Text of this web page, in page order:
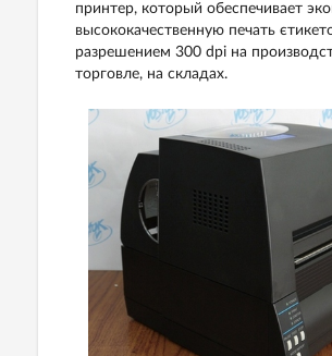
принтер, который обеспечивает
высококачественную печать
разрешением 300 dpi на
торговле, на складах.